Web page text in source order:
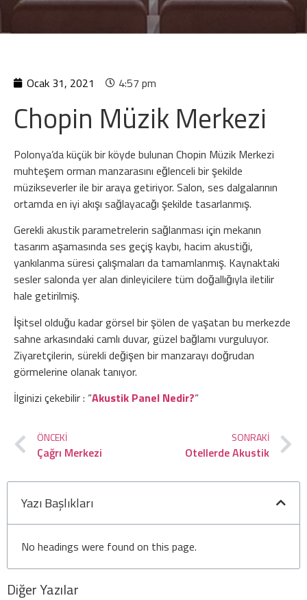
Ocak 31, 2021 4:57 pm
Chopin Müzik Merkezi
Polonya’da küçük bir köyde bulunan Chopin Müzik Merkezi
muhteşem orman manzarasını eğlenceli bir şekilde
müzikseverler ile bir araya getiriyor. Salon, ses dalgalarının
ortamda en iyi akışı sağlayacağı şekilde tasarlanmış.
Gerekli akustik parametrelerin sağlanması için mekanın
tasarım aşamasında ses geçiş kaybı, hacim akustiği,
yankılanma süresi çalışmaları da tamamlanmış. Kaynaktaki
sesler salonda yer alan dinleyicilere tüm doğallığıyla iletilir
hale getirilmiş.
İşitsel olduğu kadar görsel bir şölen de yaşatan bu merkezde
sahne arkasındaki camlı duvar, güzel bağlamı vurguluyor.
Ziyaretçilerin, sürekli değişen bir manzarayı doğrudan
görmelerine olanak tanıyor.
İlginizi çekebilir : “Akustik Panel Nedir?“
ÖNCEKI
Çağrı Merkezi
SONRAKI
Otellerde Akustik
Yazı Başlıkları
No headings were found on this page.
Diğer Yazılar